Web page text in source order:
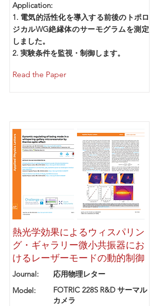
Application:
1. 電気的活性化を導入する前後のトポロ
ジカルWG絶縁体のサーモグラムを測定
しました。
2. 実験条件を監視・制御します。
Read the Paper
熱光学効果によるウィスパリン
グ・ギャラリー微小共振器にお
けるレーザーモードの動的制御
Journal:
応用物理レター
Model:
FOTRIC 228S R&D サーマル
カメラ